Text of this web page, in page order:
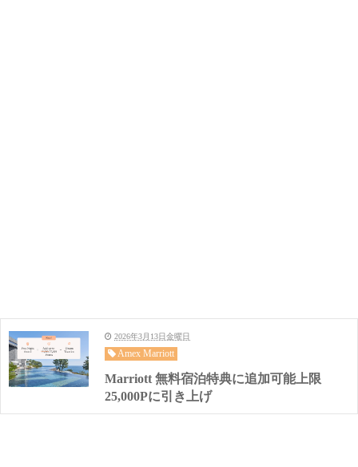
2026年3月13日金曜日
Amex Marriott
Marriott 無料宿泊特典に追加可能上限
25,000Pに引き上げ